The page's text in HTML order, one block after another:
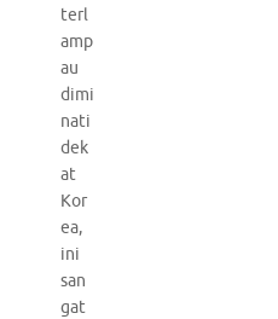
terl
amp
au
dimi
nati
dek
at
Kor
ea,
ini
san
gat